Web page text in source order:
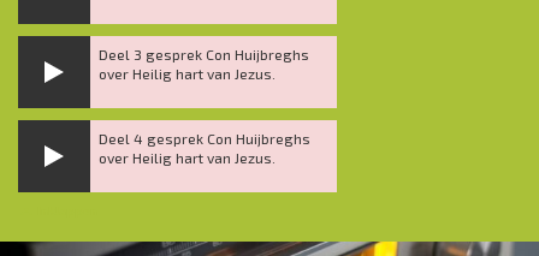
Deel 3 gesprek Con Huijbreghs
over Heilig hart van Jezus.
Deel 4 gesprek Con Huijbreghs
over Heilig hart van Jezus.